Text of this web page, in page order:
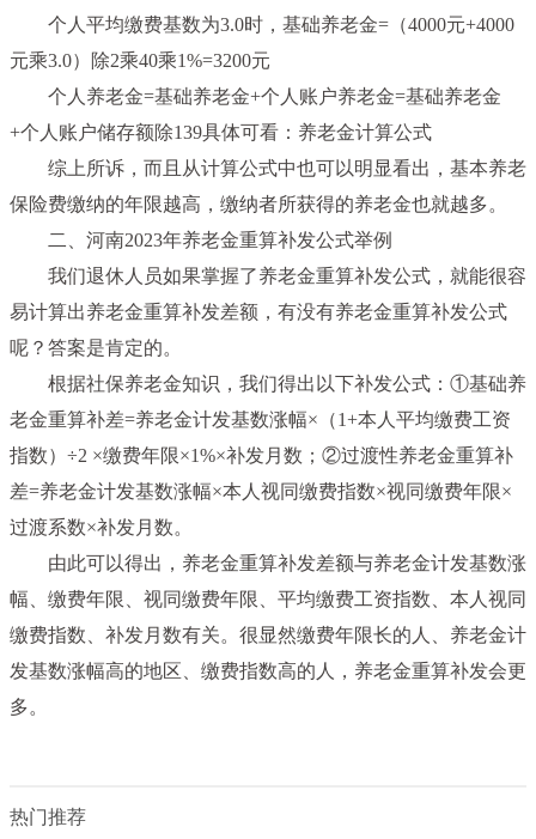
个人平均缴费基数为3.0时，基础养老金=（4000元+4000
元乘3.0）除2乘40乘1%=3200元
个人养老金=基础养老金+个人账户养老金=基础养老金
+个人账户储存额除139具体可看：养老金计算公式
综上所诉，而且从计算公式中也可以明显看出，基本养老
保险费缴纳的年限越高，缴纳者所获得的养老金也就越多。
二、河南2023年养老金重算补发公式举例
我们退休人员如果掌握了养老金重算补发公式，就能很容
易计算出养老金重算补发差额，有没有养老金重算补发公式
呢？答案是肯定的。
根据社保养老金知识，我们得出以下补发公式：①基础养
老金重算补差=养老金计发基数涨幅×（1+本人平均缴费工资
指数）÷2 ×缴费年限×1%×补发月数；②过渡性养老金重算补
差=养老金计发基数涨幅×本人视同缴费指数×视同缴费年限×
过渡系数×补发月数。
由此可以得出，养老金重算补发差额与养老金计发基数涨
幅、缴费年限、视同缴费年限、平均缴费工资指数、本人视同
缴费指数、补发月数有关。很显然缴费年限长的人、养老金计
发基数涨幅高的地区、缴费指数高的人，养老金重算补发会更
多。
热门推荐